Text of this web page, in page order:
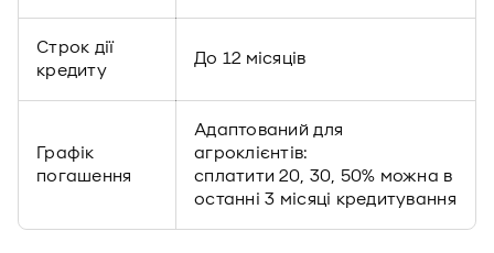
Строк дії
кредиту
До 12 місяців
Графік
погашення
Адаптований для
агроклієнтів:
сплатити 20, 30, 50% можна в
останні 3 місяці кредитування